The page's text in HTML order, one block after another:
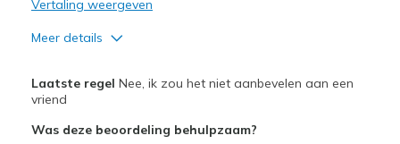
View On Shoes
Vertaling weergeven
Meer details
Attractive Design
Breathe Well
Laatste regel Nee, ik zou het niet aanbevelen aan een
vriend
Was deze beoordeling behulpzaam?